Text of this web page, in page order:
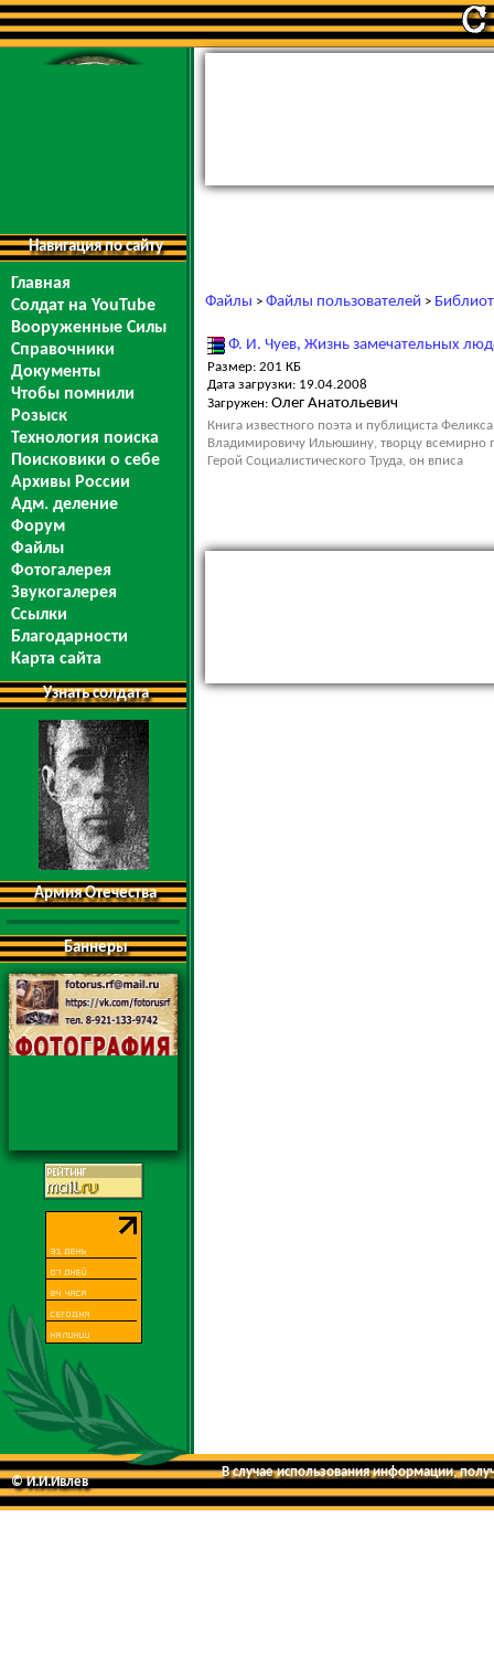
Навигация по сайту
Главная
Солдат на YouTube
Вооруженные Силы
Справочники
Документы
Чтобы помнили
Розыск
Технология поиска
Поисковики о себе
Архивы России
Адм. деление
Форум
Файлы
Фотогалерея
Звукогалерея
Ссылки
Благодарности
Карта сайта
Узнать солдата
Армия Отечества
Баннеры
Файлы > Файлы пользователей >
Ф. И. Чуев, Жизнь замечательных
Размер: 201 КБ
Дата загрузки: 19.04.2008
Загружен: Олег Анатольевич
Книга известного поэта и публициста
Владимировичу Ильюшину, творцу всемирно
Герой Социалистического Труда, он вписа
© И.И.Ивлев
В случае использования информации,